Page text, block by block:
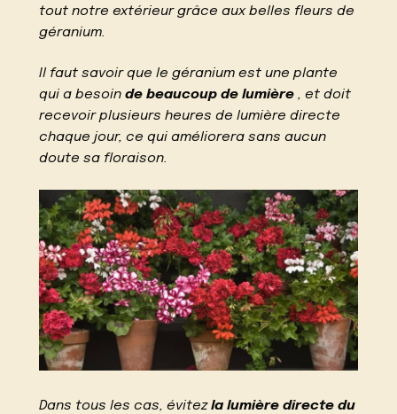
tout notre extérieur grâce aux belles fleurs de
géranium.
Il faut savoir que le géranium est une plante
qui a besoinde beaucoup de lumière , et doit
recevoir plusieurs heures de lumière directe
chaque jour, ce qui améliorera sans aucun
doute sa floraison.
Dans tous les cas, évitezla lumière directe du